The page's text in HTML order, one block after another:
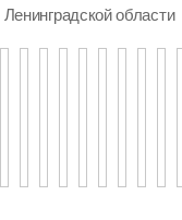
Ленинградской